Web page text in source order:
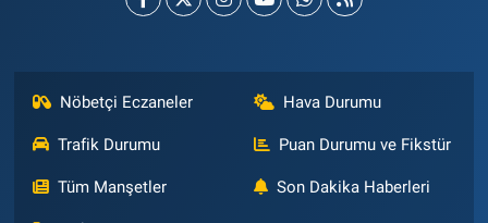
Nöbetçi Eczaneler Hava Durumu
Trafik Durumu Puan Durumu ve Fikstür
Tüm Manşetler Son Dakika Haberleri